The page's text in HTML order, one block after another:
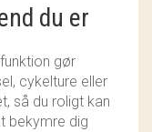
du er
gør
cykelture eller
så du roligt kan
bekymre dig